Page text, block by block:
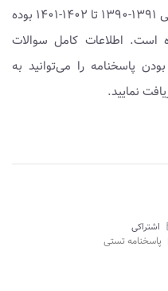
می‌باشد که شامل نمونه سوال امتحانی ۱۳۹۱-۱۳۹۰ تا ۱۴۰۲-۱۴۰۱ بوده
است. اطلاعات کامل سوالات
پاسخنامه را می‌توانید به
نمایید.
اشتراکی
پاسخنامه تستی